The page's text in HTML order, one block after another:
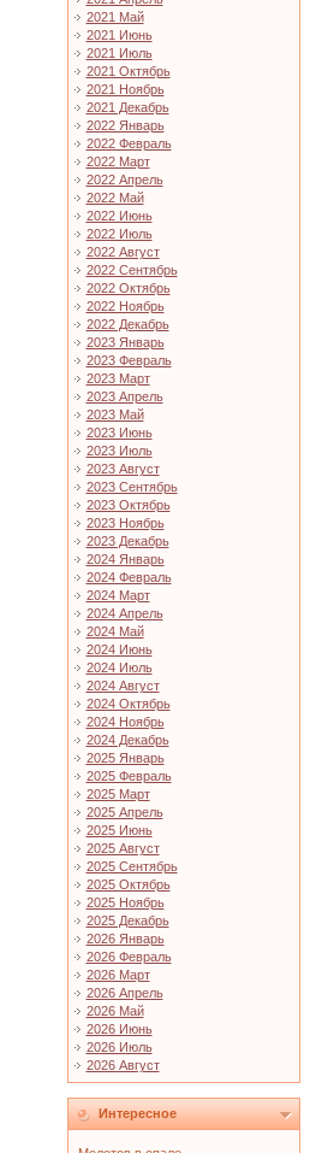
2021 Май
2021 Июнь
2021 Июль
2021 Октябрь
2021 Ноябрь
2021 Декабрь
2022 Январь
2022 Февраль
2022 Март
2022 Апрель
2022 Май
2022 Июнь
2022 Июль
2022 Август
2022 Сентябрь
2022 Октябрь
2022 Ноябрь
2022 Декабрь
2023 Январь
2023 Февраль
2023 Март
2023 Апрель
2023 Май
2023 Июнь
2023 Июль
2023 Август
2023 Сентябрь
2023 Октябрь
2023 Ноябрь
2023 Декабрь
2024 Январь
2024 Февраль
2024 Март
2024 Апрель
2024 Май
2024 Июнь
2024 Июль
2024 Август
2024 Октябрь
2024 Ноябрь
2024 Декабрь
2025 Январь
2025 Февраль
2025 Март
2025 Апрель
2025 Июнь
2025 Август
2025 Сентябрь
2025 Октябрь
2025 Ноябрь
2025 Декабрь
2026 Январь
2026 Февраль
2026 Март
2026 Апрель
2026 Май
2026 Июнь
2026 Июль
2026 Август
Интересное